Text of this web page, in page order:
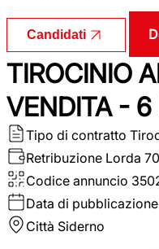
Candidati
TIROCINIO
VENDITA - 6
Tipo di contratto
Retribuzione Lorda
Codice annuncio
Data di pubblicazione
Città Siderno